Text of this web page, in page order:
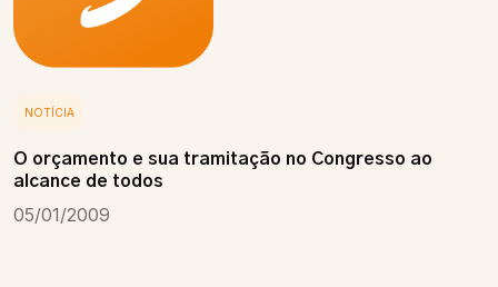
NOTÍCIA
O orçamento e sua tramitação no Congresso ao
alcance de todos
05/01/2009